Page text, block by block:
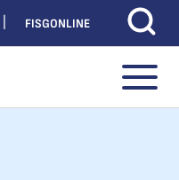
FISGONLINE